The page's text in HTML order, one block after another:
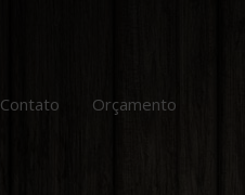
Contato Orçamento